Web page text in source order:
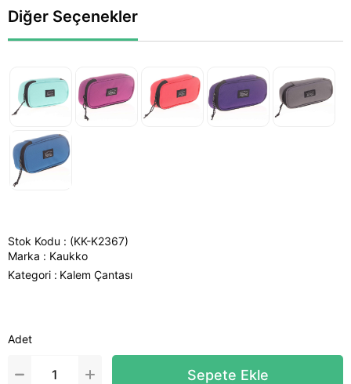
Diğer Seçenekler
Stok Kodu
(KK-K2367)
Marka : Kaukko
Kategori : Kalem Çantası
Adet